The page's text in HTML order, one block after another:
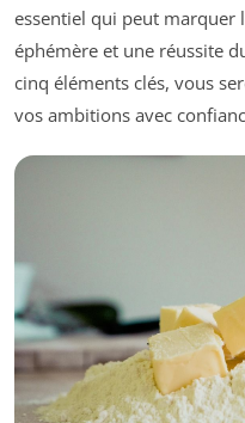
essentiel qui peut marquer
éphémère et une réussite
cinq éléments clés, vous
vos ambitions avec